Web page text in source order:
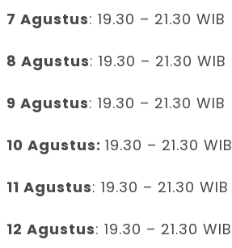
7 Agustus: 19.30 – 21.30 WIB
8 Agustus: 19.30 – 21.30 WIB
9 Agustus: 19.30 – 21.30 WIB
10 Agustus: 19.30 – 21.30 WIB
11 Agustus: 19.30 – 21.30 WIB
12 Agustus: 19.30 – 21.30 WIB